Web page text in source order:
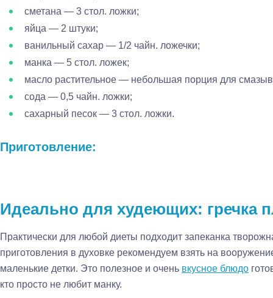
сметана — 3 стол. ложки;
яйца — 2 штуки;
ванильный сахар — 1/2 чайн. ложечки;
манка — 5 стол. ложек;
масло растительное — небольшая порция для
сода — 0,5 чайн. ложки;
сахарный песок — 3 стол. ложки.
Приготовление:
Идеально для худеющих: гречка
Практически для любой диеты подходит запеканка
приготовления в духовке рекомендуем взять на
маленькие детки. Это полезное и очень вкусное блюдо
кто просто не любит манку.